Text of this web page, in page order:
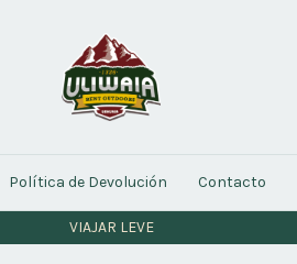
VIAJAR LEVE
Política de Devolución Contacto